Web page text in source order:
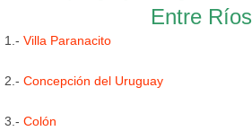
Entre Ríos
1.- Villa Paranacito
2.- Concepción del Uruguay
3.- Colón